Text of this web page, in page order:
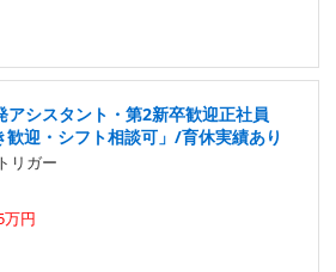
シスタント・第2新卒歓迎正社員
歓迎・シフト相談可」/育休実績あり
リガー
万円